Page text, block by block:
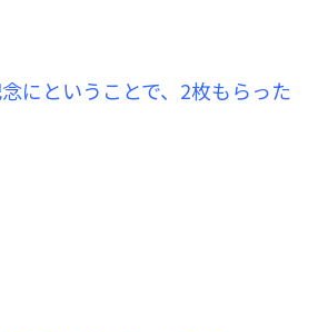
にということで、2枚もらった